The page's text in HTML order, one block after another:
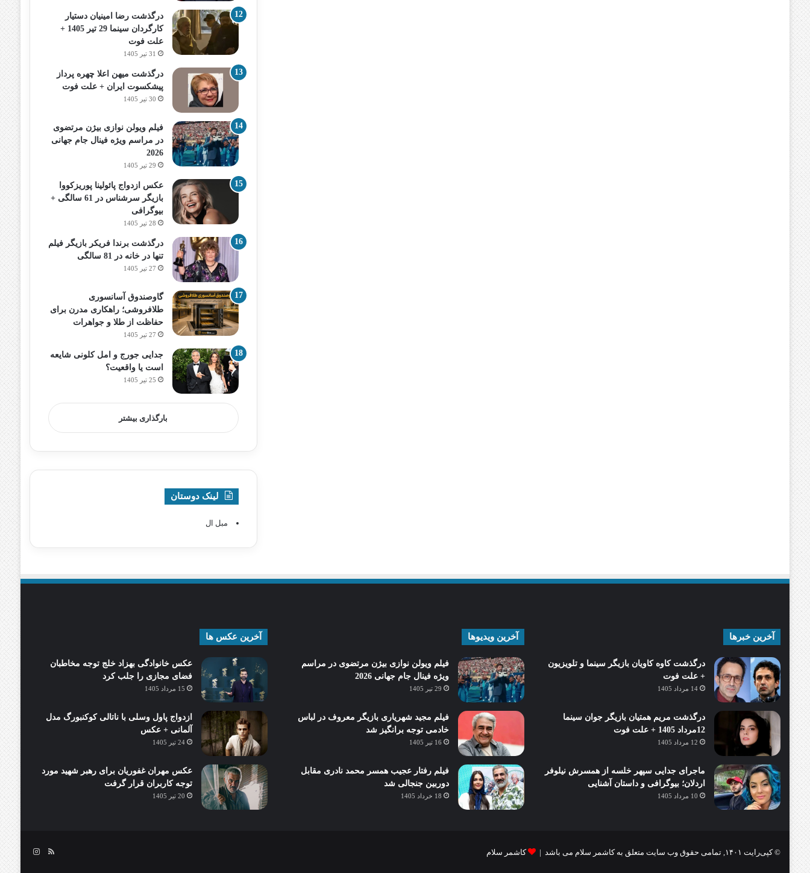
درگذشت رضا امینیان دستیار
کارگردان سینما 29 تیر 1405 +
علت فوت
31 تیر 1405
درگذشت میهن اعلا چهره پرداز
پیشکسوت ایران + علت فوت
30 تیر 1405
فیلم ویولن نوازی بیژن مرتضوی
در مراسم ویژه فینال جام جهانی
2026
29 تیر 1405
عکس ازدواج پائولینا پوریزکووا
بازیگر سرشناس در 61 سالگی +
بیوگرافی
28 تیر 1405
درگذشت برندا فریکر بازیگر فیلم
تنها در خانه در 81 سالگی
27 تیر 1405
گاوصندوق آسانسوری
طلافروشی؛ راهکاری مدرن برای
حفاظت از طلا و جواهرات
27 تیر 1405
جدایی جورج و امل کلونی شایعه
است یا واقعیت؟
25 تیر 1405
بارگذاری بیشتر
لینک دوستان
مبل ال
آخرین خبرها
درگذشت کاوه کاویان بازیگر سینما و تلویزیون
+ علت فوت
14 مرداد 1405
درگذشت مریم همتیان بازیگر جوان سینما
12مرداد 1405 + علت فوت
12 مرداد 1405
ماجرای جدایی سپهر خلسه از همسرش نیلوفر
اردلان؛ بیوگرافی و داستان آشنایی
10 مرداد 1405
آخرین ویدیوها
فیلم ویولن نوازی بیژن مرتضوی در مراسم
ویژه فینال جام جهانی 2026
29 تیر 1405
فیلم مجید شهریاری بازیگر معروف در لباس
خادمی توجه برانگیز شد
16 تیر 1405
فیلم رفتار عجیب همسر محمد نادری مقابل
دوربین جنجالی شد
18 خرداد 1405
آخرین عکس ها
عکس خانوادگی بهزاد خلج توجه مخاطبان
فضای مجازی را جلب کرد
15 مرداد 1405
ازدواج پاول وسلی با ناتالی کوکنبورگ مدل
آلمانی + عکس
24 تیر 1405
عکس مهران غفوریان برای رهبر شهید مورد
توجه کاربران قرار گرفت
20 تیر 1405
© کپی‌رایت ۱۴۰۱, تمامی حقوق وب سایت متعلق به کاشمر سلام می باشد | کاشمر سلام خوراکاینستاگرام